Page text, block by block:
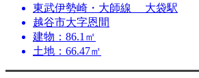
東武伊勢崎・大師線 大袋駅
越谷市大字恩間
建物：86.1㎡
土地：66.47㎡